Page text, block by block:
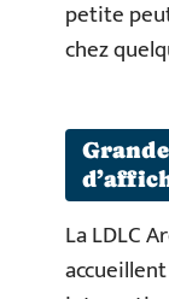
petite
chez
La LDLC